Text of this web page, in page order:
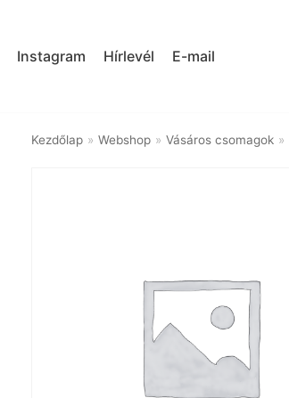
Instagram Hírlevél E-mail
Kezdőlap » Webshop » Vásáros csomagok »